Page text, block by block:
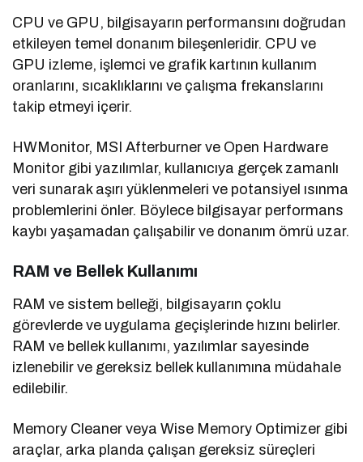
CPU ve GPU, bilgisayarın performansını doğrudan
etkileyen temel donanım bileşenleridir. CPU ve
GPU izleme, işlemci ve grafik kartının kullanım
oranlarını, sıcaklıklarını ve çalışma frekanslarını
takip etmeyi içerir.
HWMonitor, MSI Afterburner ve Open Hardware
Monitor gibi yazılımlar, kullanıcıya gerçek zamanlı
veri sunarak aşırı yüklenmeleri ve potansiyel ısınma
problemlerini önler. Böylece bilgisayar performans
kaybı yaşamadan çalışabilir ve donanım ömrü uzar.
RAM ve Bellek Kullanımı
RAM ve sistem belleği, bilgisayarın çoklu
görevlerde ve uygulama geçişlerinde hızını belirler.
RAM ve bellek kullanımı, yazılımlar sayesinde
izlenebilir ve gereksiz bellek kullanımına müdahale
edilebilir.
Memory Cleaner veya Wise Memory Optimizer gibi
araçlar, arka planda çalışan gereksiz süreçleri